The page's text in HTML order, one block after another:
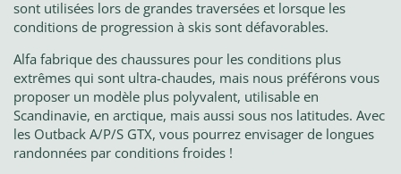
sont utilisées lors de grandes traversées et lorsque les
conditions de progression à skis sont défavorables.
Alfa fabrique des chaussures pour les conditions plus
extrêmes qui sont ultra-chaudes, mais nous préférons vous
proposer un modèle plus polyvalent, utilisable en
Scandinavie, en arctique, mais aussi sous nos latitudes. Avec
les Outback A/P/S GTX, vous pourrez envisager de longues
randonnées par conditions froides !